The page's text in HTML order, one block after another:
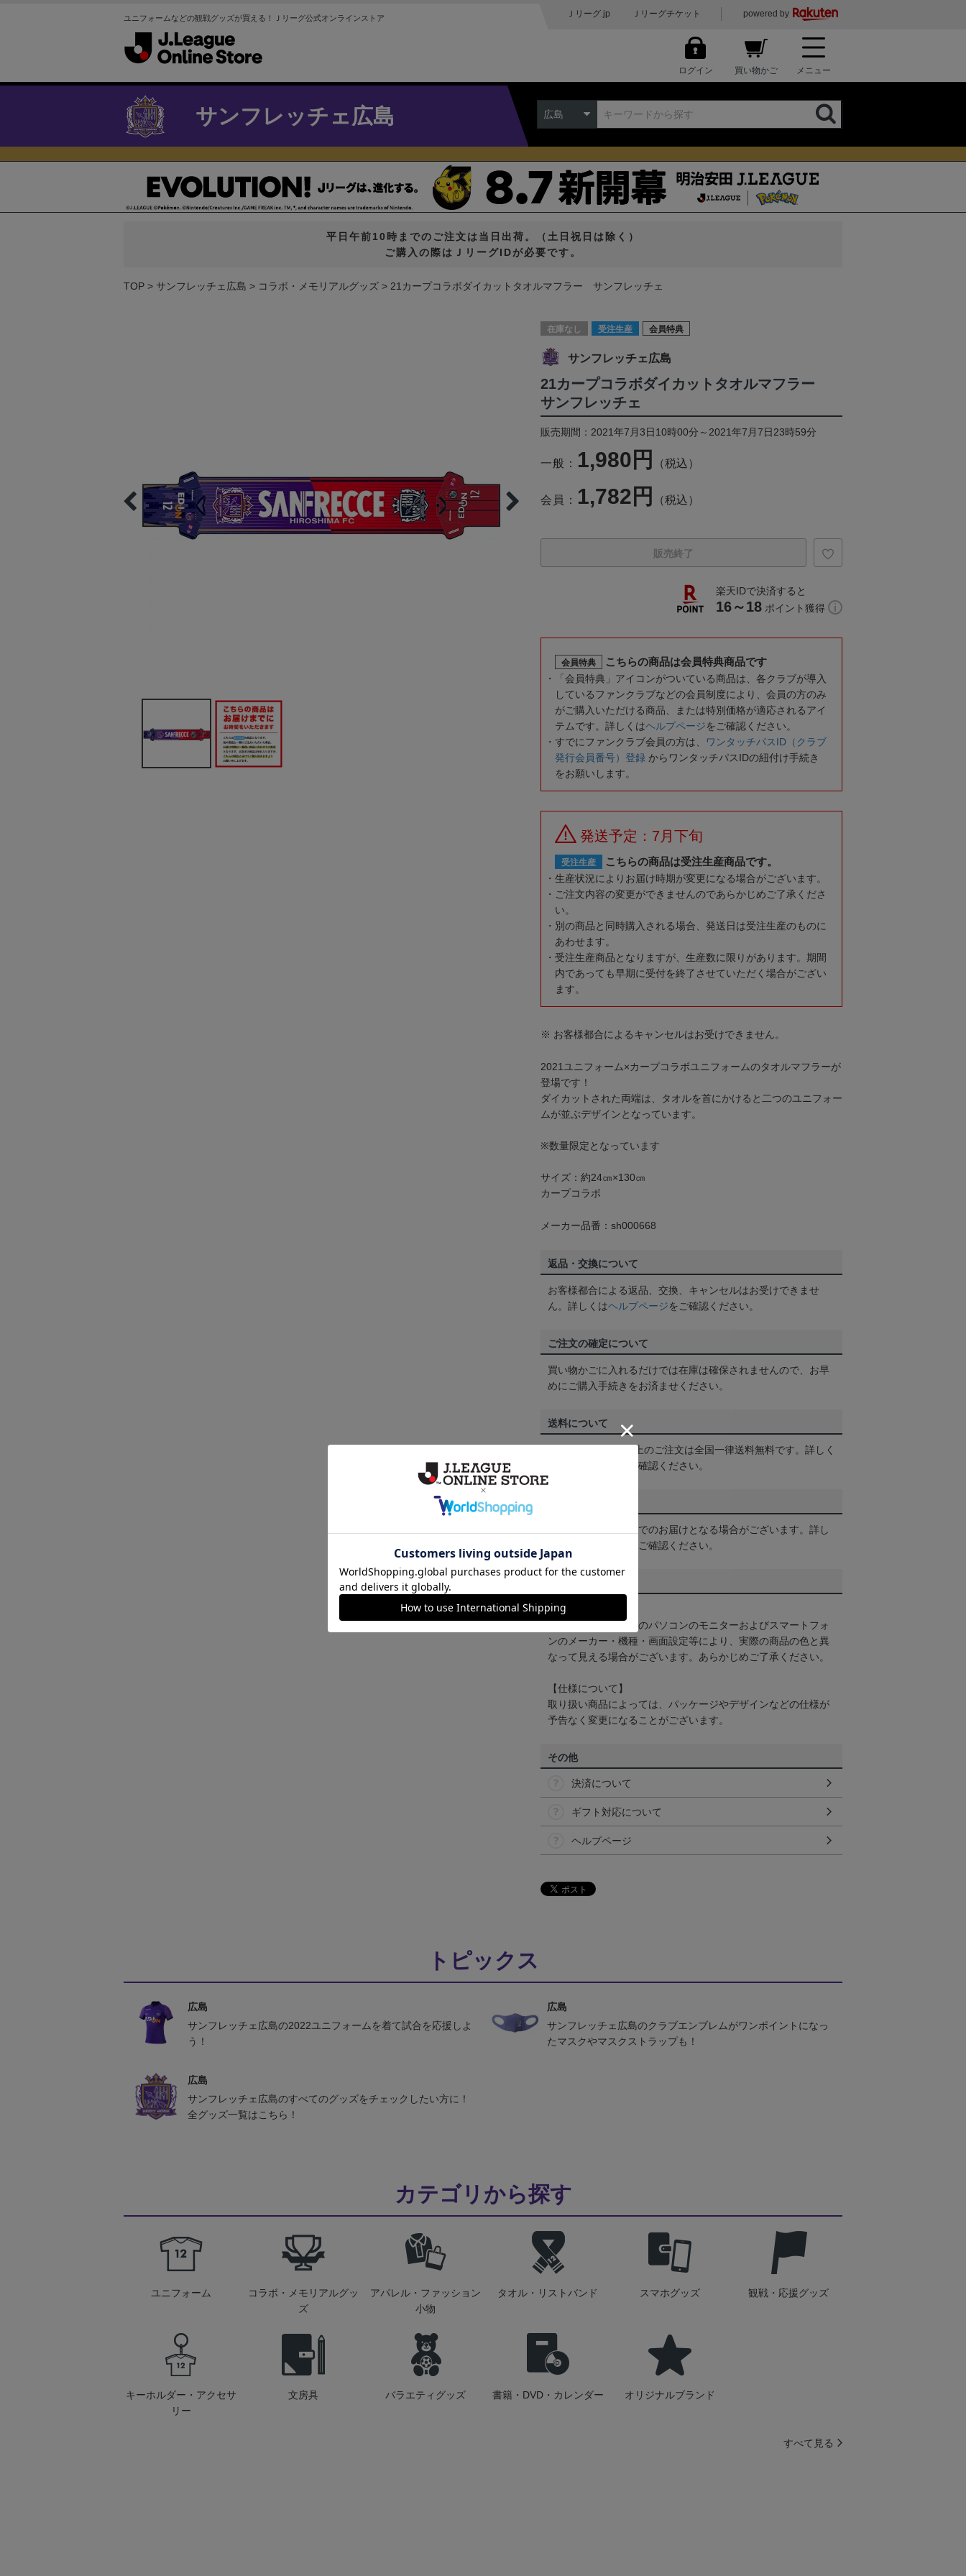
ユニフォームなどの観戦グッズが買える！Ｊリーグ公式オンラインストア Ｊリーグ.jp Ｊリーグチケット powered by
ログイン 買い物かご メニュー
サンフレッチェ広島 広島
平日午前10時までのご注文は当日出荷。（土日祝日は除く）
ご購入の際はＪリーグIDが必要です。
TOP サンフレッチェ広島 コラボ・メモリアルグッズ 21カープコラボダイカットタオルマフラー サンフレッチェ
在庫なし 受注生産 会員特典
サンフレッチェ広島
21カープコラボダイカットタオルマフラー
サンフレッチェ
販売期間：2021年7月3日10時00分～2021年7月7日23時59分
一般： 1,980円 （税込）
会員： 1,782円 （税込）
販売終了
楽天IDで決済すると
16～18 ポイント獲得
会員特典 こちらの商品は会員特典商品です
「会員特典」アイコンがついている商品は、各クラブが導入
しているファンクラブなどの会員制度により、会員の方のみ
がご購入いただける商品、または特別価格が適応されるアイ
テムです。詳しくはヘルプページをご確認ください。
すでにファンクラブ会員の方は、
ワンタッチパスID（クラブ
発行会員番号）登録 からワンタッチパスIDの紐付け手続き
をお願いします。
発送予定：7月下旬
受注生産 こちらの商品は受注生産商品です。
生産状況によりお届け時期が変更になる場合がございます。
ご注文内容の変更ができませんのであらかじめご了承くださ
い。
別の商品と同時購入される場合、発送日は受注生産のものに
あわせます。
受注生産商品となりますが、生産数に限りがあります。期間
内であっても早期に受付を終了させていただく場合がござい
ます。
※ お客様都合によるキャンセルはお受けできません。
2021ユニフォーム×カープコラボユニフォームのタオルマフラーが
登場です！
ダイカットされた両端は、タオルを首にかけると二つのユニフォー
ムが並ぶデザインとなっています。
※数量限定となっています
サイズ：約24㎝×130㎝
カープコラボ
メーカー品番：sh000668
返品・交換について
お客様都合による返品、交換、キャンセルはお受けできませ
ん。詳しくはヘルプページをご確認ください。
ご注文の確定について
買い物かごに入れるだけでは在庫は確保されませんので、お早
めにご購入手続きをお済ませください。
送料について
3,980円（税込）以上のご注文は全国一律送料無料です。詳しく
をご確認ください。
一部商品はメール便でのお届けとなる場合がございます。詳し
をご確認ください。
【カラーについて】
商品画像は、お使いのパソコンのモニターおよびスマートフォ
ンのメーカー・機種・画面設定等により、実際の商品の色と異
なって見える場合がございます。あらかじめご了承ください。
【仕様について】
取り扱い商品によっては、パッケージやデザインなどの仕様が
予告なく変更になることがございます。
その他
決済について
ギフト対応について
ヘルプページ
トピックス
広島
サンフレッチェ広島の2022ユニフォームを着て試合を応援しよ
う！
広島
サンフレッチェ広島のクラブエンブレムがワンポイントになっ
たマスクやマスクストラップも！
広島
サンフレッチェ広島のすべてのグッズをチェックしたい方に！
全グッズ一覧はこちら！
カテゴリから探す
ユニフォーム
コラボ・メモリアルグッ
ズ
アパレル・ファッション
小物
タオル・リストバンド スマホグッズ 観戦・応援グッズ
キーホルダー・アクセサ
リー
文房具 バラエティグッズ 書籍・DVD・カレンダー オリジナルブランド
すべて見る